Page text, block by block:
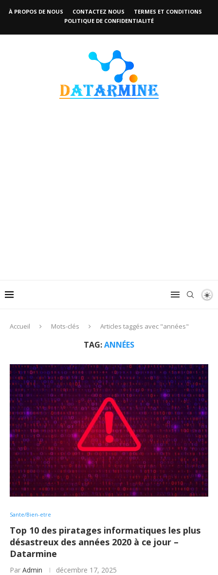
À PROPOS DE NOUS CONTACTEZ NOUS
TERMES ET CONDITIONS
POLITIQUE DE CONFIDENTIALITÉ
Accueil Mots-clés Articles taggés avec "années"
TAG:ANNÉES
Sante/Bien-etre
Top 10 des piratages informatiques les plus
désastreux des années 2020 à ce jour –
Datarmine
Par Admin décembre 17, 2025